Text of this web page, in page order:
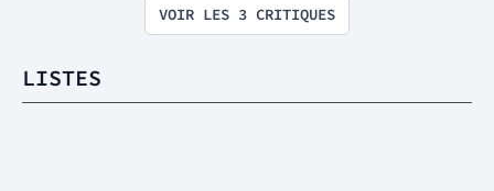
VOIR LES 3 CRITIQUES
LISTES